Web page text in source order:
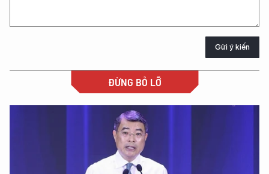
Gửi ý kiến
ĐỪNG BỎ LỠ